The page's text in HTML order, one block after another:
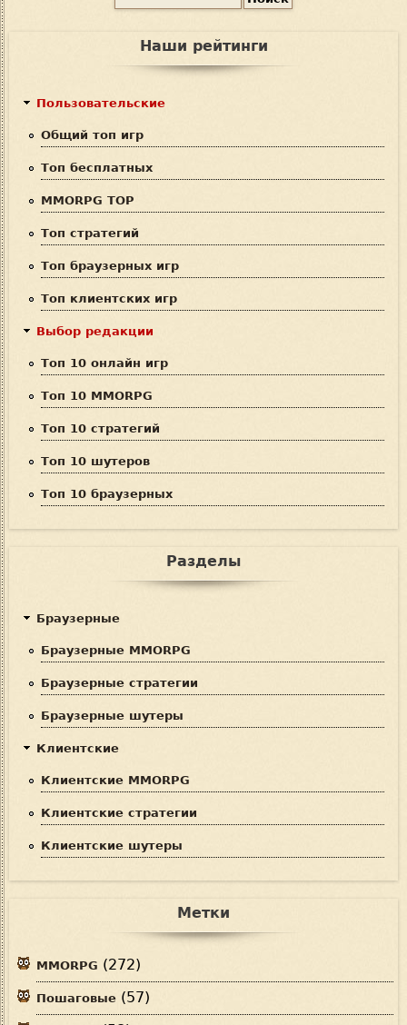
Наши рейтинги
Пользовательские
Общий топ игр
Топ бесплатных
MMORPG TOP
Топ стратегий
Топ браузерных игр
Топ клиентских игр
Выбор редакции
Топ 10 онлайн игр
Топ 10 MMORPG
Топ 10 стратегий
Топ 10 шутеров
Топ 10 браузерных
Разделы
Браузерные
Браузерные MMORPG
Браузерные стратегии
Браузерные шутеры
Клиентские
Клиентские MMORPG
Клиентские стратегии
Клиентские шутеры
Метки
MMORPG (272)
Пошаговые (57)